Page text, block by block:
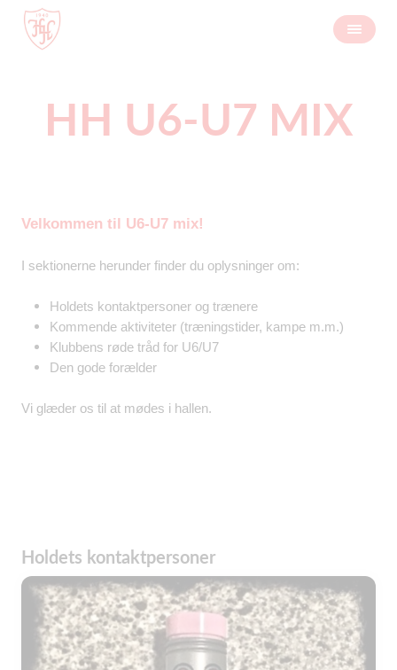
HH U6-U7 MIX
Velkommen til U6-U7 mix!
I sektionerne herunder finder du oplysninger om:
Holdets kontaktpersoner og trænere
Kommende aktiviteter (træningstider, kampe m.m.)
Klubbens røde tråd for U6/U7
Den gode forælder
Vi glæder os til at mødes i hallen.
Holdets kontaktpersoner